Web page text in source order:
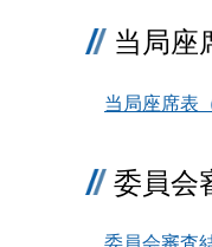
当局座
当局座席表
委員会
委員会審査